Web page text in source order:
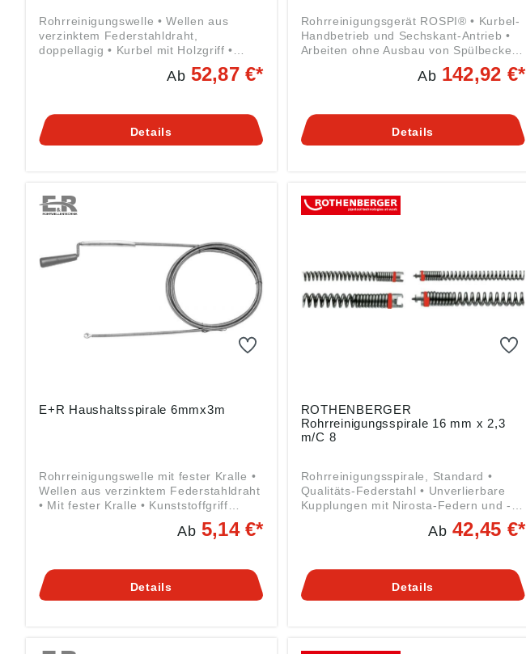
Rohrreinigungswelle • Wellen aus
verzinktem Federstahldraht,
doppellagig • Kurbel mit Holzgriff •
Wellen-Ø 8 mm mit fester Kralle •
Wellen-Ø 10 bis 12 mm mit
verlängerbar • Für den professionellen
Einsatz mit gegenläufig gewickelter
Edmund-Lang-Straße 32, 64832
Babenhausen, DE, info@er-rohr.de
Ab 52,87 €*
Details
Rohrreinigungsgerät ROSPI® • Kurbel-
Handbetrieb und Sechskant-Antrieb •
Arbeiten ohne Ausbau von Spülbecken
und Syphonsieben • Schlagfester,
geschlossener und schmutzgeschützter
Bohrfutter für Hand-Bohrmaschinen •
Ergonomischer Handgriff mit
Kniestücken und Beseitigung von
Verstopfungen in Rohren •
zugänglichen Stellen • Der Handgriff
mit Rändelschraube lässt sich ohne
Werkzeug schnell abnehmen Angaben
gemäß Produktsicherheitsverordnung
Werkzeuge GmbH, Industriestrasse 7,
Ab 142,92 €*
Details
E+R Haushaltsspirale 6mmx3m
Rohrreinigungswelle mit fester Kralle •
Wellen aus verzinktem Federstahldraht
• Mit fester Kralle • Kunststoffgriff
Produktsicherheitsverordnung ((EU)
Babenhausen, DE, info@er-rohr.de
Ab 5,14 €*
Details
ROTHENBERGER
Rohrreinigungsspirale 16 mm x 2,3
m/C 8
Rohrreinigungsspirale, Standard •
Qualitäts-Federstahl • Unverlierbare
Kupplungen mit Nirosta-Federn und -
Druckstift für Funktionssicherheit •
Spezielles Härteverfahren ermöglicht
Wicklung der Spirale mit geringer
Steigung ermöglicht eine optimale
und Werkzeuge • Arbeiten auf kürzere
Ab42,45 €*
Details